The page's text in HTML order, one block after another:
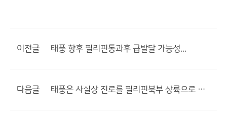
이전글 태풍 향후 필리핀통과후 급발달 가능성...
다음글 태풍은 사실상 진로를 필리핀북부 상륙으로 잡은것 같습니다...